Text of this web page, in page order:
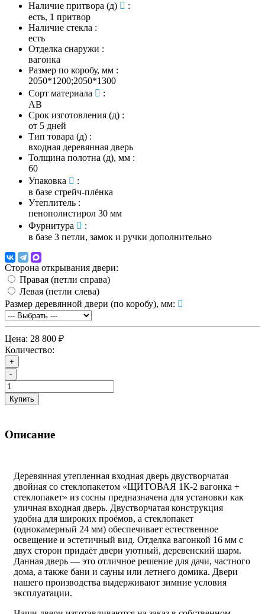
Наличие притвора (д)
:
есть, 1 притвор
Наличие стекла :
есть
Отделка снаружи :
вагонка
Размер по коробу, мм :
2050*1200;2050*1300
Сорт материала
:
AB
Срок изготовления (д) :
от 5 дней
Тип товара (д) :
входная деревянная дверь
Толщина полотна (д), мм :
60
Упаковка
:
в базе стрейч-плёнка
Утеплитель :
пенополистирол 30 мм
Фурнитура
:
в базе 3 петли, замок и ручки дополнительно
Сторона открывания двери:
Правая (петли справа)
Левая (петли слева)
Размер деревянной двери (по коробу), мм:
Цена: 28 800 ₽
Количество:
+
-
Купить
Описание
Деревянная утепленная входная дверь двустворчатая
двойная со стеклопакетом «ЩИТОВАЯ 1К-2 вагонка +
стеклопакет» из сосны предназначена для установки как
уличная входная дверь. Двустворчатая конструкция
удобна для широких проёмов, а стеклопакет
(однокамерный 24 мм) обеспечивает естественное
освещение и эстетичный вид. Отделка вагонкой 16 мм с
двух сторон придаёт двери уютный, деревенский шарм.
Данная дверь — это отличное решение для дачи, частного
дома, а также бани и сауны или летнего домика. Двери
нашего производства выдерживают зимние условия
эксплуатации.